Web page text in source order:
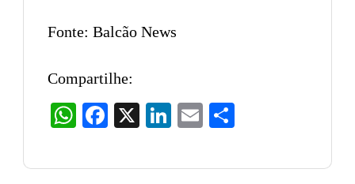
Fonte: Balcão News
Compartilhe:
WhatsAppFacebook LinkedIn
Email